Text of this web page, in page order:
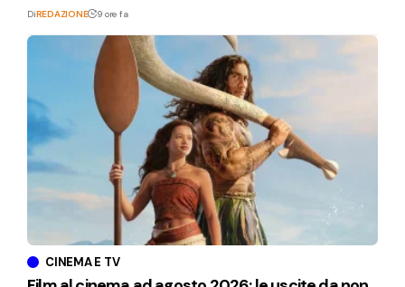
DiREDAZIONE 9 ore fa
CINEMA E TV